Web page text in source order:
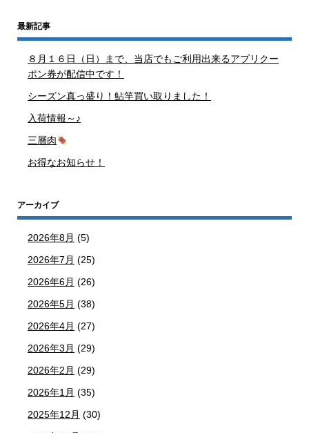
最新記事
８月１６日（日）まで、当店でもご利用出来るアプリクー
ポン券が配信中です！
シーズン真っ盛り！鮎竿買い取りました！
入荷情報～♪
三層肉
お得なお知らせ！
アーカイブ
2026年8月 (5)
2026年7月 (25)
2026年6月 (26)
2026年5月 (38)
2026年4月 (27)
2026年3月 (29)
2026年2月 (29)
2026年1月 (35)
2025年12月 (30)